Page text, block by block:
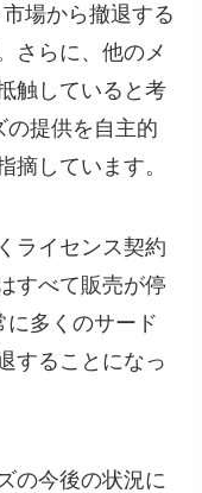
場から撤退する
さらに、他のメ
触していると考
の提供を自主的
摘しています。
ライセンス契約
すべて販売が停
に多くのサード
することになっ
の今後の状況に